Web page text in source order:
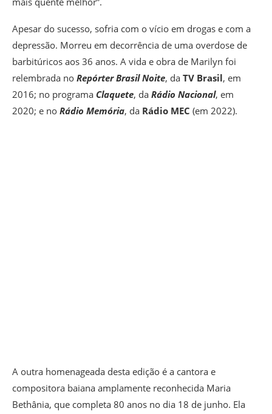
Apesar do sucesso, sofria com o vício em drogas e com a
depressão. Morreu em decorrência de uma overdose de
barbitúricos aos 36 anos. A vida e obra de Marilyn foi
relembrada no Repórter Brasil Noite, da TV Brasil, em
2016; no programa Claquete, da Rádio Nacional, em
2020; e no Rádio Memória, da Rádio MEC (em 2022).
A outra homenageada desta edição é a cantora e
compositora baiana amplamente reconhecida Maria
Bethânia, que completa 80 anos no dia 18 de junho. Ela